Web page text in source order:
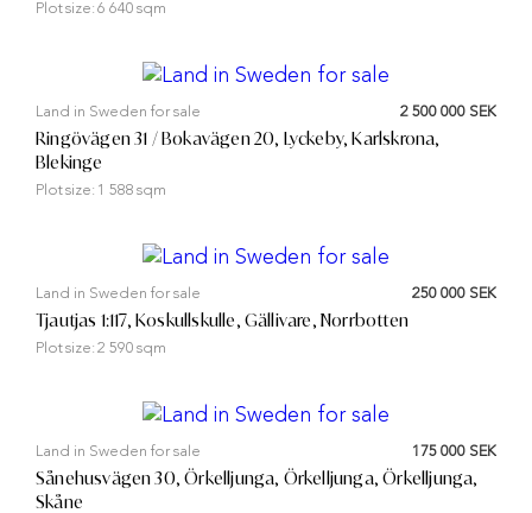
Plot size:6 640 sqm
Land in Sweden for sale 2 500 000 SEK
Ringövägen 31 / Bokavägen 20, Lyckeby, Karlskrona,
Blekinge
Plot size: 1 588 sqm
Land in Sweden for sale 250 000 SEK
Tjautjas 1:117, Koskullskulle, Gällivare, Norrbotten
Plot size:2 590 sqm
Land in Sweden for sale 175 000 SEK
Sånehusvägen 30, Örkelljunga, Örkelljunga, Örkelljunga,
Skåne